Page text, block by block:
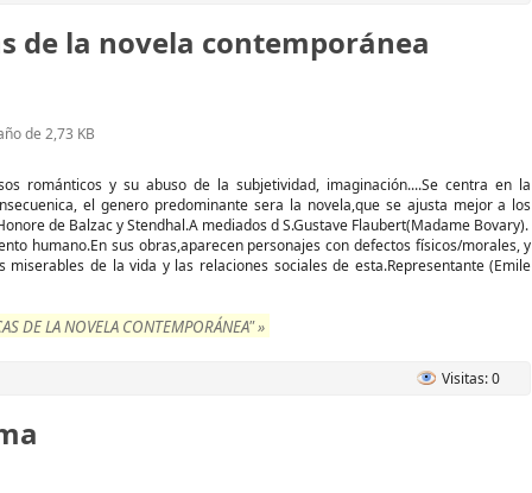
de la novela contemporánea
de 2,73 KB
románticos y su abuso de la subjetividad, imaginación....Se centra en la
el genero predominante sera la novela,que se ajusta mejor a los
de Balzac y Stendhal.A mediados d S.Gustave Flaubert(Madame Bovary).
humano.En sus obras,aparecen personajes con defectos físicos/morales, y
de la vida y las relaciones sociales de esta.Representante (Emile
DE LA NOVELA CONTEMPORÁNEA" »
Visitas: 0